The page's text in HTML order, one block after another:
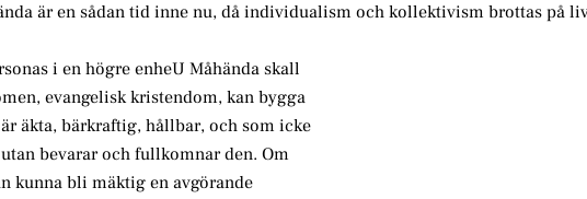
är en sådan tid inne nu, då individualism och kollektivism brottas på
i en högre enheU Måhända skall
evangelisk kristendom, kan bygga
äkta, bärkraftig, hållbar, och som icke
bevarar och fullkomnar den. Om
kunna bli mäktig en avgörande